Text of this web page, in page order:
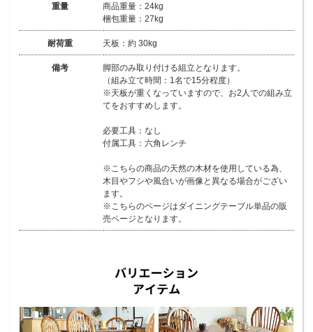
重量
商品重量：24kg
梱包重量：27kg
耐荷重 天板：約 30kg
備考
脚部のみ取り付ける組立となります。
（組み立て時間：1名で15分程度）
※天板が重くなっていますので、お2人での組み立
てをおすすめします。
必要工具：なし
付属工具：六角レンチ
※こちらの商品の天然の木材を使用している為、
木目やフシや風合いが画像と異なる場合がござい
ます。
※こちらのページはダイニングテーブル単品の販
売ページとなります。